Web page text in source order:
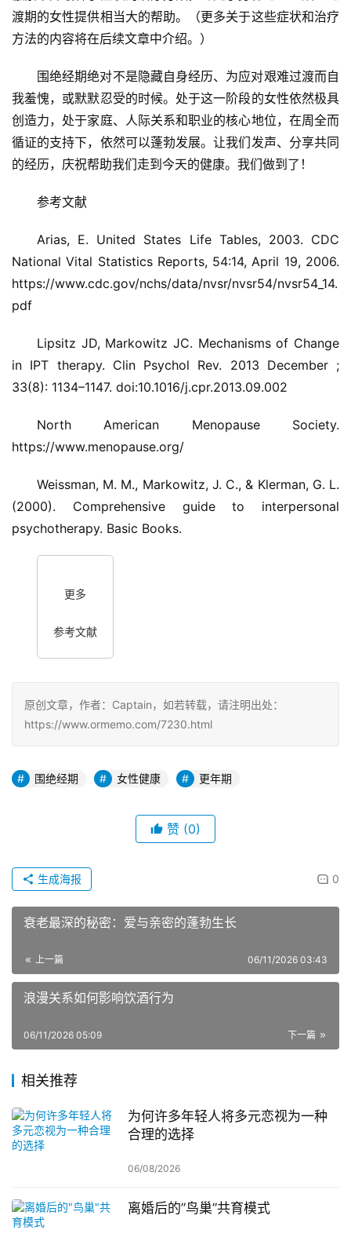
渡期的女性提供相当大的帮助。（更多关于这些症状和治疗
方法的内容将在后续文章中介绍。）
围绝经期绝对不是隐藏自身经历、为应对艰难过渡而自
我羞愧，或默默忍受的时候。处于这一阶段的女性依然极具
创造力，处于家庭、人际关系和职业的核心地位，在周全而
循证的支持下，依然可以蓬勃发展。让我们发声、分享共同
的经历，庆祝帮助我们走到今天的健康。我们做到了！
参考文献
Arias, E. United States Life Tables, 2003. CDC
National Vital Statistics Reports, 54:14, April 19, 2006.
https://www.cdc.gov/nchs/data/nvsr/nvsr54/nvsr54_14.
pdf
Lipsitz JD, Markowitz JC. Mechanisms of Change
in IPT therapy. Clin Psychol Rev. 2013 December ;
33(8): 1134–1147. doi:10.1016/j.cpr.2013.09.002
North American Menopause Society.
https://www.menopause.org/
Weissman, M. M., Markowitz, J. C., & Klerman, G. L.
(2000). Comprehensive guide to interpersonal
psychotherapy. Basic Books.
更多
参考文献
原创文章，作者：Captain，如若转载，请注明出处：
https://www.ormemo.com/7230.html
围绝经期 女性健康 更年期
赞 (0)
0
生成海报
衰老最深的秘密：爱与亲密的蓬勃生长
上一篇 06/11/2026 03:43
浪漫关系如何影响饮酒行为
下一篇
06/11/2026 05:09
相关推荐
为何许多年轻人将多元恋视为一种
合理的选择
06/08/2026
离婚后的”鸟巢”共育模式